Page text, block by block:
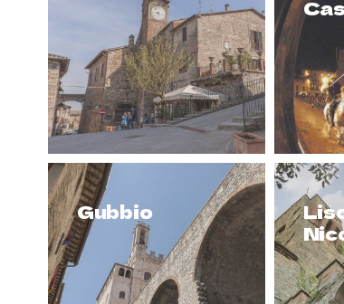
Gubbio